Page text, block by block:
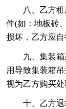
八、乙方
件(如：地板砖
损坏，乙方应
九、集装
用导致集装箱
视为乙方购买处
十、乙方